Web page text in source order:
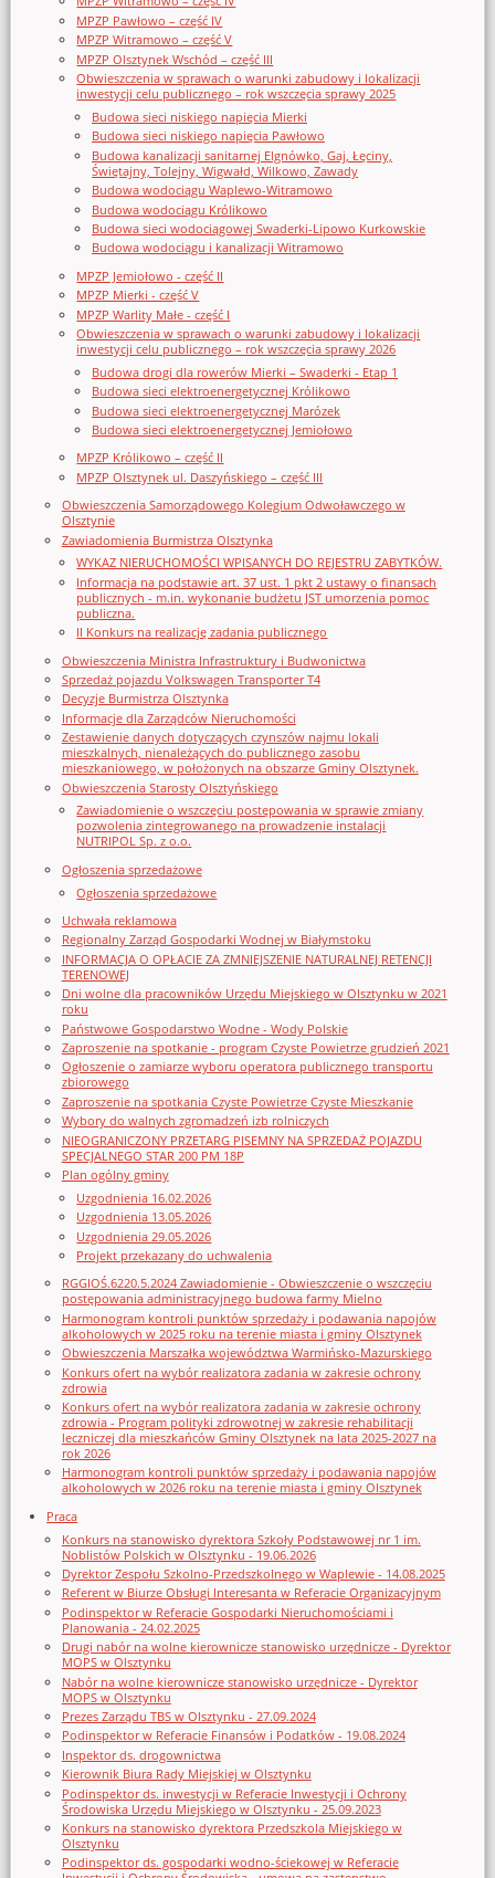
MPZP Pawłowo – część IV
MPZP Witramowo – część V
MPZP Olsztynek Wschód – część III
Obwieszczenia w sprawach o warunki zabudowy i lokalizacji
inwestycji celu publicznego – rok wszczęcia sprawy 2025
Budowa sieci niskiego napięcia Mierki
Budowa sieci niskiego napięcia Pawłowo
Budowa kanalizacji sanitarnej Elgnówko, Gaj, Łęciny,
Świętajny, Tolejny, Wigwałd, Wilkowo, Zawady
Budowa wodociągu Waplewo-Witramowo
Budowa wodociągu Królikowo
Budowa sieci wodociągowej Swaderki-Lipowo Kurkowskie
Budowa wodociągu i kanalizacji Witramowo
MPZP Jemiołowo - część II
MPZP Mierki - część V
MPZP Warlity Małe - część I
Obwieszczenia w sprawach o warunki zabudowy i lokalizacji
inwestycji celu publicznego – rok wszczęcia sprawy 2026
Budowa drogi dla rowerów Mierki – Swaderki - Etap 1
Budowa sieci elektroenergetycznej Królikowo
Budowa sieci elektroenergetycznej Marózek
Budowa sieci elektroenergetycznej Jemiołowo
MPZP Królikowo – część II
MPZP Olsztynek ul. Daszyńskiego – część III
Obwieszczenia Samorządowego Kolegium Odwoławczego w
Olsztynie
Zawiadomienia Burmistrza Olsztynka
WYKAZ NIERUCHOMOŚCI WPISANYCH DO REJESTRU ZABYTKÓW.
Informacja na podstawie art. 37 ust. 1 pkt 2 ustawy o finansach
publicznych - m.in. wykonanie budżetu JST umorzenia pomoc
publiczna.
II Konkurs na realizację zadania publicznego
Obwieszczenia Ministra Infrastruktury i Budwonictwa
Sprzedaż pojazdu Volkswagen Transporter T4
Decyzje Burmistrza Olsztynka
Informacje dla Zarządców Nieruchomości
Zestawienie danych dotyczących czynszów najmu lokali
mieszkalnych, nienależących do publicznego zasobu
mieszkaniowego, w położonych na obszarze Gminy Olsztynek.
Obwieszczenia Starosty Olsztyńskiego
Zawiadomienie o wszczęciu postępowania w sprawie zmiany
pozwolenia zintegrowanego na prowadzenie instalacji
NUTRIPOL Sp. z o.o.
Ogłoszenia sprzedażowe
Ogłoszenia sprzedażowe
Uchwała reklamowa
Regionalny Zarząd Gospodarki Wodnej w Białymstoku
INFORMACJA O OPŁACIE ZA ZMNIEJSZENIE NATURALNEJ RETENCJI
TERENOWEJ
Dni wolne dla pracowników Urzędu Miejskiego w Olsztynku w 2021
roku
Państwowe Gospodarstwo Wodne - Wody Polskie
Zaproszenie na spotkanie - program Czyste Powietrze grudzień 2021
Ogłoszenie o zamiarze wyboru operatora publicznego transportu
zbiorowego
Zaproszenie na spotkania Czyste Powietrze Czyste Mieszkanie
Wybory do walnych zgromadzeń izb rolniczych
NIEOGRANICZONY PRZETARG PISEMNY NA SPRZEDAŻ POJAZDU
SPECJALNEGO STAR 200 PM 18P
Plan ogólny gminy
Uzgodnienia 16.02.2026
Uzgodnienia 13.05.2026
Uzgodnienia 29.05.2026
Projekt przekazany do uchwalenia
RGGIOŚ.6220.5.2024 Zawiadomienie - Obwieszczenie o wszczęciu
postępowania administracyjnego budowa farmy Mielno
Harmonogram kontroli punktów sprzedaży i podawania napojów
alkoholowych w 2025 roku na terenie miasta i gminy Olsztynek
Obwieszczenia Marszałka województwa Warmińsko-Mazurskiego
Konkurs ofert na wybór realizatora zadania w zakresie ochrony
zdrowia
Konkurs ofert na wybór realizatora zadania w zakresie ochrony
zdrowia - Program polityki zdrowotnej w zakresie rehabilitacji
leczniczej dla mieszkańców Gminy Olsztynek na lata 2025-2027 na
rok 2026
Harmonogram kontroli punktów sprzedaży i podawania napojów
alkoholowych w 2026 roku na terenie miasta i gminy Olsztynek
Praca
Konkurs na stanowisko dyrektora Szkoły Podstawowej nr 1 im.
Noblistów Polskich w Olsztynku - 19.06.2026
Dyrektor Zespołu Szkolno-Przedszkolnego w Waplewie - 14.08.2025
Referent w Biurze Obsługi Interesanta w Referacie Organizacyjnym
Podinspektor w Referacie Gospodarki Nieruchomościami i
Planowania - 24.02.2025
Drugi nabór na wolne kierownicze stanowisko urzędnicze - Dyrektor
MOPS w Olsztynku
Nabór na wolne kierownicze stanowisko urzędnicze - Dyrektor
MOPS w Olsztynku
Prezes Zarządu TBS w Olsztynku - 27.09.2024
Podinspektor w Referacie Finansów i Podatków - 19.08.2024
Inspektor ds. drogownictwa
Kierownik Biura Rady Miejskiej w Olsztynku
Podinspektor ds. inwestycji w Referacie Inwestycji i Ochrony
Środowiska Urzędu Miejskiego w Olsztynku - 25.09.2023
Konkurs na stanowisko dyrektora Przedszkola Miejskiego w
Olsztynku
Podinspektor ds. gospodarki wodno-ściekowej w Referacie